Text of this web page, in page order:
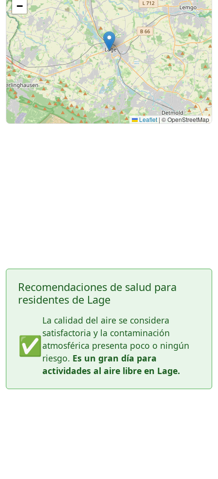
−
Leaflet | © OpenStreetMap
Recomendaciones de salud para
residentes de Lage
✅
La calidad del aire se considera
satisfactoria y la contaminación
atmosférica presenta poco o ningún
riesgo. Es un gran día para
actividades al aire libre en Lage.